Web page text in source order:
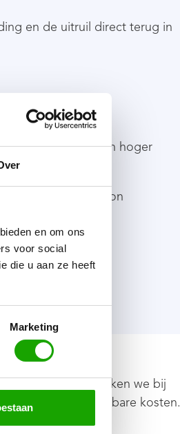
en om ons
voor social
die u aan ze heeft
Marketing
en de uitruil direct terug in
geniet van een hoger
van het feitelijk loon
Om die reden werken we bij
aantoonbare kosten.